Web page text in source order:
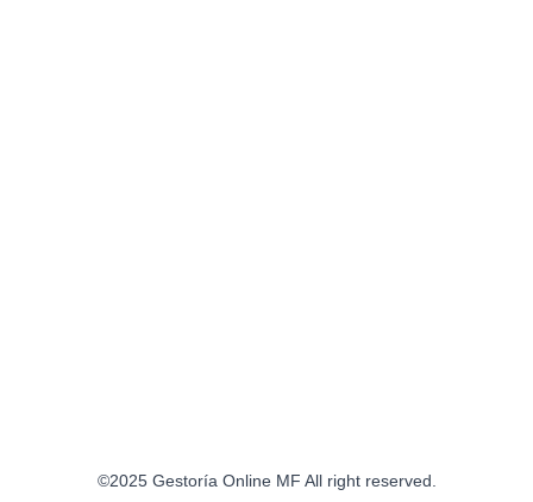
©2025 Gestoría Online MF All right reserved.